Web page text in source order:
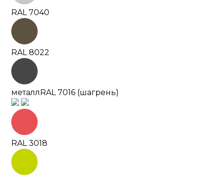
RAL 7040
RAL 8022
металлRAL 7016 (шагрень)
RAL 3018